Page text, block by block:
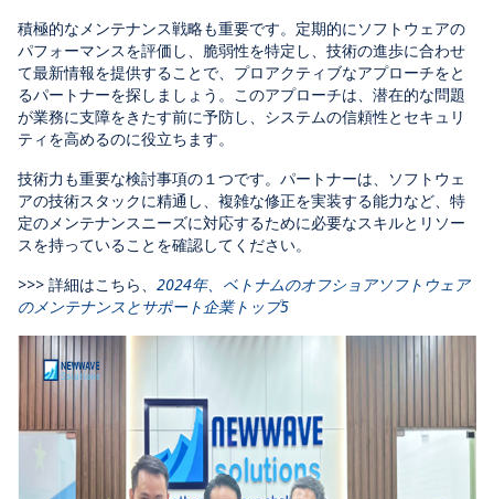
積極的なメンテナンス戦略も重要です。定期的にソフトウェアの
パフォーマンスを評価し、脆弱性を特定し、技術の進歩に合わせ
て最新情報を提供することで、プロアクティブなアプローチをと
るパートナーを探しましょう。このアプローチは、潜在的な問題
が業務に支障をきたす前に予防し、システムの信頼性とセキュリ
ティを高めるのに役立ちます。
技術力も重要な検討事項の１つです。パートナーは、ソフトウェ
アの技術スタックに精通し、複雑な修正を実装する能力など、特
定のメンテナンスニーズに対応するために必要なスキルとリソー
スを持っていることを確認してください。
>>> 詳細はこちら、 2024年、ベトナムのオフショアソフトウェア
のメンテナンスとサポート企業トップ5